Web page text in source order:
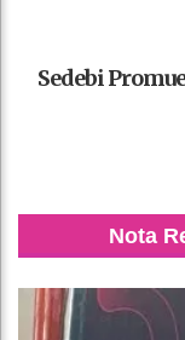
Sedebi
Nota